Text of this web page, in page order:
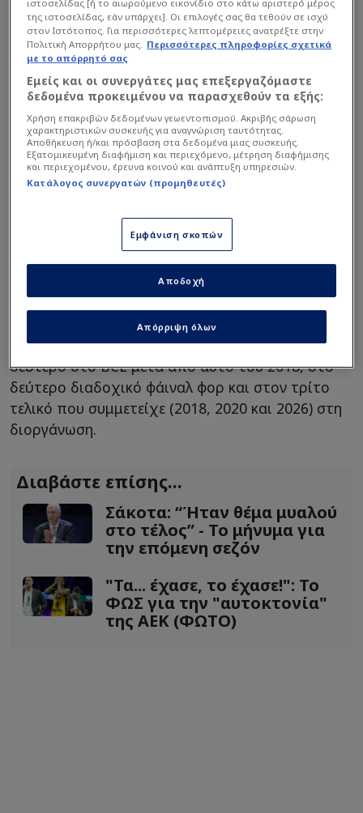
Η ΑΕΚ που απέκλεισε την Μπανταλόνα στα
προημιτελικά και την κάτοχο των δύο τελευταίων
τίτλων (2024 και 2025) Μάλαγα στον ημιτελικό,
απώλεσε μία τεράστια ευκαιρία να χαρίσει ένα 4ο
ευρωπαϊκό τρόπαιο στους φιλάθλους της,
δεύτερο στο BCL μετά από αυτό του 2018, στο
δεύτερο διαδοχικό φάιναλ φορ και στον τρίτο
τελικό που συμμετείχε (2018, 2020 και 2026) στη
διοργάνωση.
Διαβάστε επίσης...
Σάκοτα: “Ήταν θέμα μυαλού
στο τέλος” - Το μήνυμα για
την επόμενη σεζόν
"Τα... έχασε, το έχασε!": Το
ΦΩΣ για την "αυτοκτονία"
της ΑΕΚ (ΦΩΤΟ)
ιστοσελίδας [ή το αιωρούμενο εικονίδιο στο κάτω αριστερό μέρος
της ιστοσελίδας, εάν υπάρχει]. Οι επιλογές σας θα τεθούν σε ισχύ
στον Ιστότοπος. Για περισσότερες λεπτομέρειες ανατρέξτε στην
Πολιτική Απορρήτου μας. Περισσότερες πληροφορίες σχετικά
με το απόρρητό σας
Εμείς και οι συνεργάτες μας επεξεργαζόμαστε
δεδομένα προκειμένου να παρασχεθούν τα εξής:
Χρήση επακριβών δεδομένων γεωεντοπισμού. Ακριβής σάρωση
χαρακτηριστικών συσκευής για αναγνώριση ταυτότητας.
Αποθήκευση ή/και πρόσβαση στα δεδομένα μιας συσκευής.
Εξατομικευμένη διαφήμιση και περιεχόμενο, μέτρηση διαφήμισης
και περιεχομένου, έρευνα κοινού και ανάπτυξη υπηρεσιών.
Κατάλογος συνεργατών (προμηθευτές)
Εμφάνιση σκοπών
Απόρριψη όλων
Αποδοχή